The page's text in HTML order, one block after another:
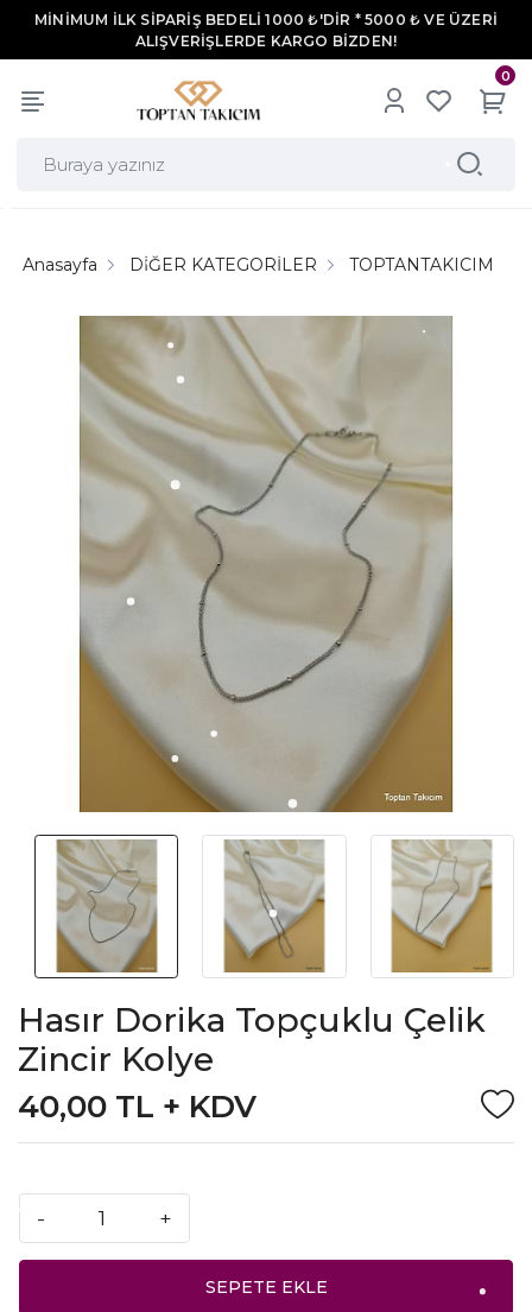
MİNİMUM İLK SİPARİŞ BEDELİ 1000 ₺'DİR * 5000 ₺ VE ÜZERİ
ALIŞVERİŞLERDE KARGO BİZDEN!
0
Anasayfa DİĞER KATEGORİLER TOPTANTAKICIM
Hasır Dorika Topçuklu Çelik
Zincir Kolye
40,00 TL + KDV
- +
SEPETE EKLE